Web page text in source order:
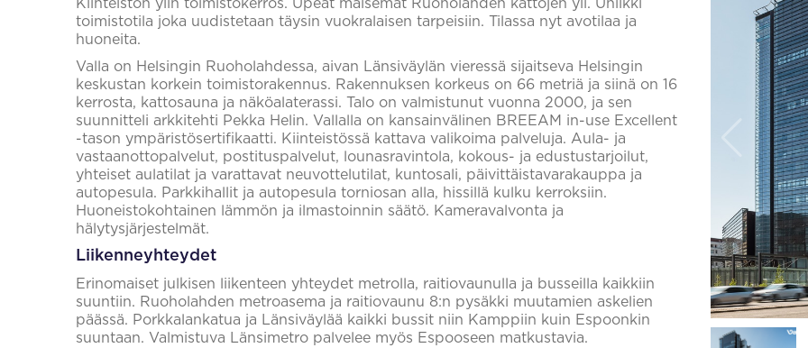
Kiinteistön ylin toimistokerros. Upeat maisemat Ruoholahden kattojen yli. Uniikki
toimistotila joka uudistetaan täysin vuokralaisen tarpeisiin. Tilassa nyt avotilaa ja
huoneita.
Valla on Helsingin Ruoholahdessa, aivan Länsiväylän vieressä sijaitseva Helsingin
keskustan korkein toimistorakennus. Rakennuksen korkeus on 66 metriä ja siinä on 16
kerrosta, kattosauna ja näköalaterassi. Talo on valmistunut vuonna 2000, ja sen
suunnitteli arkkitehti Pekka Helin. Vallalla on kansainvälinen BREEAM in-use Excellent
-tason ympäristösertifikaatti. Kiinteistössä kattava valikoima palveluja. Aula- ja
vastaanottopalvelut, postituspalvelut, lounasravintola, kokous- ja edustustarjoilut,
yhteiset aulatilat ja varattavat neuvottelutilat, kuntosali, päivittäistavarakauppa ja
autopesula. Parkkihallit ja autopesula torniosan alla, hissillä kulku kerroksiin.
Huoneistokohtainen lämmön ja ilmastoinnin säätö. Kameravalvonta ja
hälytysjärjestelmät.
Liikenneyhteydet
Erinomaiset julkisen liikenteen yhteydet metrolla, raitiovaunulla ja busseilla kaikkiin
suuntiin. Ruoholahden metroasema ja raitiovaunu 8:n pysäkki muutamien askelien
päässä. Porkkalankatua ja Länsiväylää kaikki bussit niin Kamppiin kuin Espoonkin
suuntaan. Valmistuva Länsimetro palvelee myös Espooseen matkustavia.